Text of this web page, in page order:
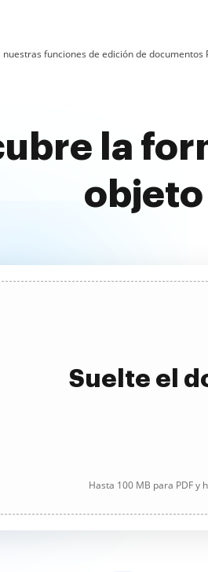
nuestras funciones de edición de
la
Suelte el
Hasta 100 MB para PDF y